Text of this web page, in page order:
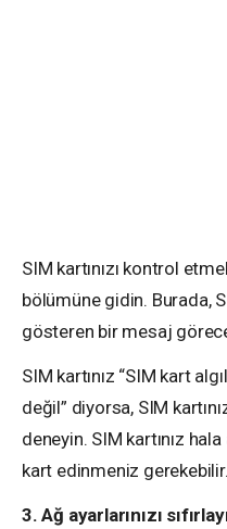
SIM kartınızı kontrol
bölümüne gidin. Burada,
gösteren bir mesaj
SIM kartınız “SIM kart
değil” diyorsa, SIM
deneyin. SIM kartınız
kart edinmeniz gerekebilir.
3. Ağ ayarlarınızı